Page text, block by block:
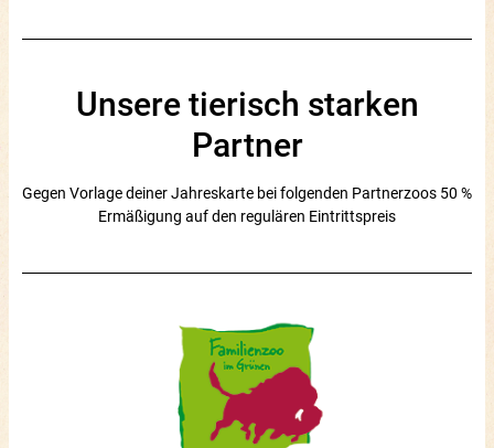
Unsere tierisch starken
Partner
Gegen Vorlage deiner Jahreskarte bei folgenden Partnerzoos 50 %
Ermäßigung auf den regulären Eintrittspreis